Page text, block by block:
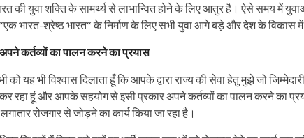
की युवा शक्ति के सामर्थ्य से लाभान्वित होने के लिए आतुर है। ऐसे समय में
भारत-श्रेष्ठ भारत“ के निर्माण के लिए सभी युवा आगे बड़े और देश के विकास
कर्तव्यों का पालन करने का प्रयास
यह भी विश्वास दिलाता हूँ कि आपके द्वारा राज्य की सेवा हेतु मुझे जो
रहा हूं और आपके सहयोग से इसी प्रकार अपने कर्तव्यों का पालन करने का
रोजगार से जोड़ने का कार्य किया जा रहा है।